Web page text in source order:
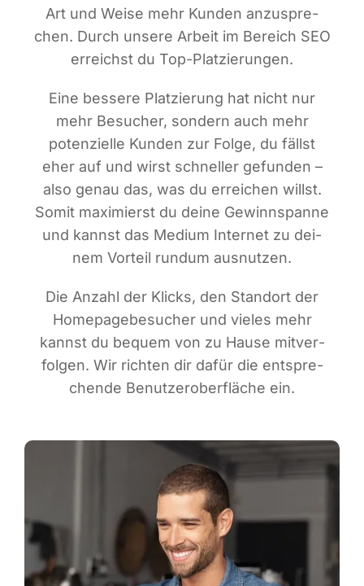
Art und Wei­se mehr Kun­den anzu­spre­
chen. Durch unse­re Arbeit im Bereich SEO
erreichst du Top-Platzierungen.
Eine bes­se­re Plat­zie­rung hat nicht nur
mehr Besu­cher, son­dern auch mehr
poten­zi­el­le Kun­den zur Fol­ge, du fällst
eher auf und wirst schnel­ler gefun­den –
also genau das, was du errei­chen willst.
Somit maxi­mierst du dei­ne Gewinn­span­ne
und kannst das Medi­um Inter­net zu dei­
nem Vor­teil rund­um ausnutzen.
Die Anzahl der Klicks, den Stand­ort der
Home­page­be­su­cher und vie­les mehr
kannst du bequem von zu Hau­se mit­ver­
fol­gen. Wir rich­ten dir dafür die ent­spre­
chen­de Benut­zer­ober­flä­che ein.